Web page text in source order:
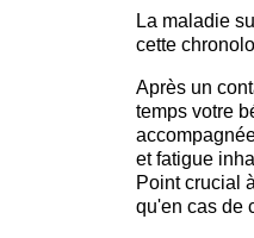
La maladie
cette
Après un
temps votre
et fatigue
Point crucial
qu'en cas de